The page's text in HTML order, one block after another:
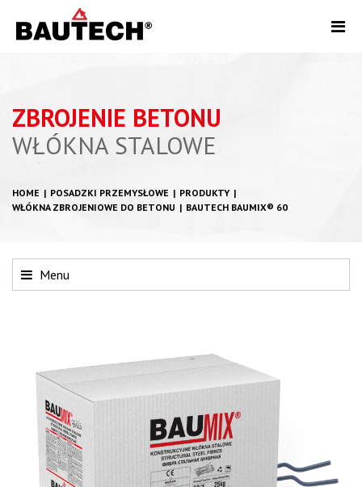
ZBROJENIE BETONU
WŁÓKNA STALOWE
HOME POSADZKI PRZEMYSŁOWE
PRODUKTY
WŁÓKNA ZBROJENIOWE DO BETONU
BAUTECH BAUMIX® 60
Menu